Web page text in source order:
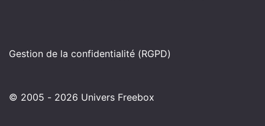
Gestion de la confidentialité (RGPD)
© 2005 - 2026 Univers Freebox